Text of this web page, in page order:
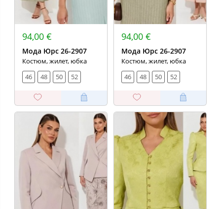
94,00 €
Мода Юрс 26-2907
Костюм, жилет, юбка
46
48 50 52
94,00 €
Мода Юрс 26-2907
Костюм, жилет, юбка
46
48 50 52